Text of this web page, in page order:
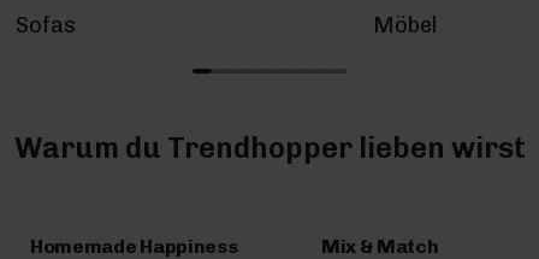
Sofas Möbel
Warum du Trendhopper lieben wirst
Homemade Happiness Mix & Match